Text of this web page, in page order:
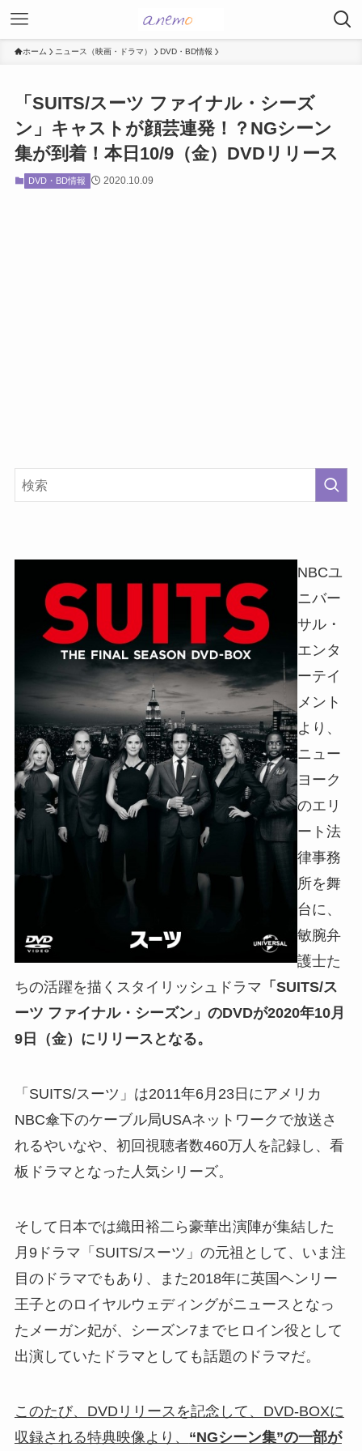
ホーム ニュース（映画・ドラマ） DVD・BD情報
「SUITS/スーツ ファイナル・シーズ
ン」キャストが顔芸連発！？NGシーン
集が到着！本日10/9（金）DVDリリース
DVD・BD情報 2020.10.09
NBCユ
ニバー
サル・
エンタ
ーテイ
メント
より、
ニュー
ヨーク
のエリ
ート法
律事務
所を舞
台に、
敏腕弁
護士た
ちの活躍を描くスタイリッシュドラマ 「SUITS/ス
ーツ ファイナル・シーズン」のDVDが2020年10月
9日（金）にリリースとなる。
「SUITS/スーツ」は2011年6月23日にアメリカ
NBC傘下のケーブル局USAネットワークで放送さ
れるやいなや、初回視聴者数460万人を記録し、看
板ドラマとなった人気シリーズ。
そして日本では織田裕二ら豪華出演陣が集結した
月9ドラマ「SUITS/スーツ」の元祖として、いま注
目のドラマでもあり、また2018年に英国ヘンリー
王子とのロイヤルウェディングがニュースとなっ
たメーガン妃が、シーズン7までヒロイン役として
出演していたドラマとしても話題のドラマだ。
このたび、DVDリリースを記念して、DVD-BOXに
収録される特典映像より、 “NGシーン集”の一部が